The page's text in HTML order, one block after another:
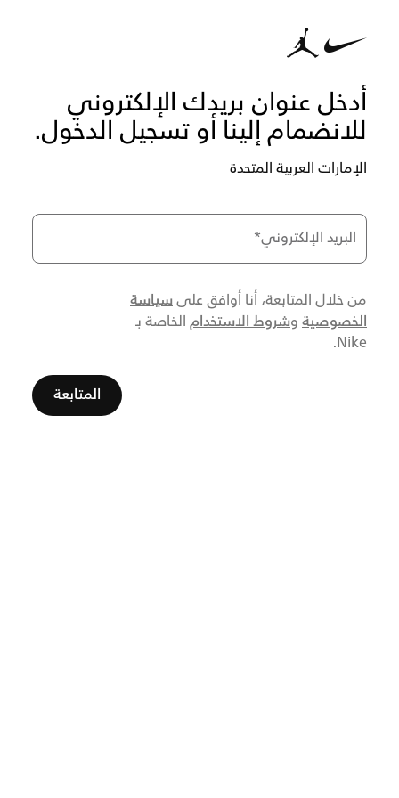
أدخل عنوان بريدك الإلكتروني
للانضمام إلينا أو تسجيل الدخول.
الإمارات العربية المتحدة
البريد الإلكتروني*
من خلال المتابعة، أنا أوافق علىسياسة
الخصوصية وشروط الاستخدام الخاصة بـ
Nike.
المتابعة